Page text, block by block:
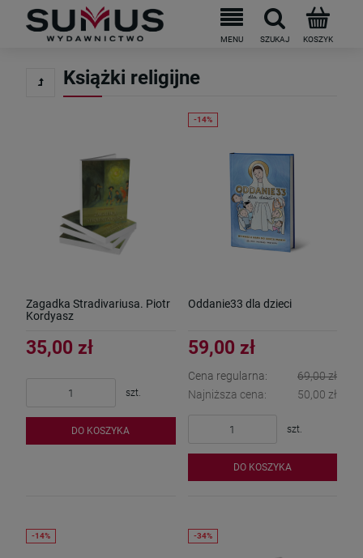
Do darmowej dostawy brakuje 199PLN
Książki religijne
Zagadka Stradivariusa. Piotr
Kordyasz
35,00 zł
szt.
DO KOSZYKA
Oddanie33 dla dzieci
59,00 zł
Cena regularna:
69,00 zł
Najniższa cena:
50,00 zł
szt.
DO KOSZYKA